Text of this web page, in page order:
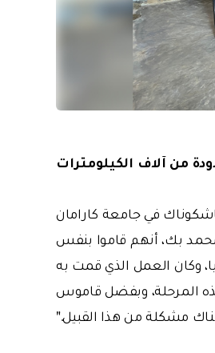
من آلاف الكيلومترات
في جامعة كارامان
بك، أنهم قاموا بنفس
لقد مررنا بنفس العملية قبل 14 عامًا في تركيا، وكان العمل الذي قمت به
المرحلة، وبفضل قاموس
مشكلة من هذا القبيل."